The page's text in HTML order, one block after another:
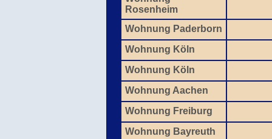
Rosenheim
Wohnung Paderborn
Wohnung Köln
Wohnung Köln
Wohnung Aachen
Wohnung Freiburg
Wohnung Bayreuth